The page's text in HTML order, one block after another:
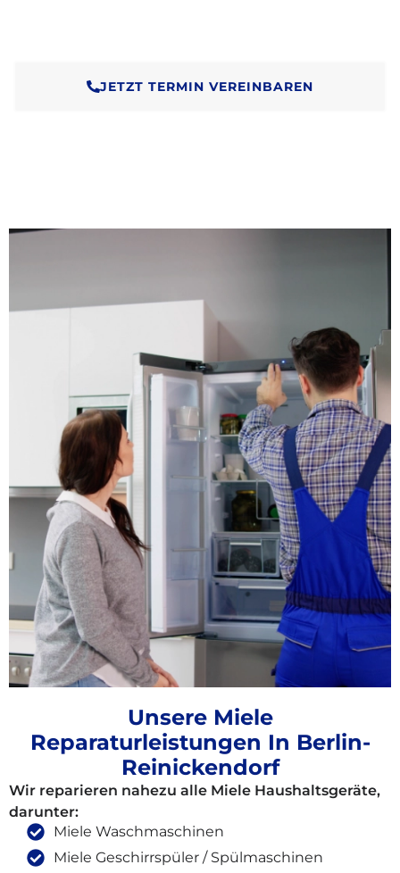
JETZT TERMIN VEREINBAREN
Unsere Miele
Reparaturleistungen In Berlin-
Reinickendorf
Wir reparieren nahezu alle Miele Haushaltsgeräte,
darunter:
Miele Waschmaschinen
Miele Geschirrspüler / Spülmaschinen